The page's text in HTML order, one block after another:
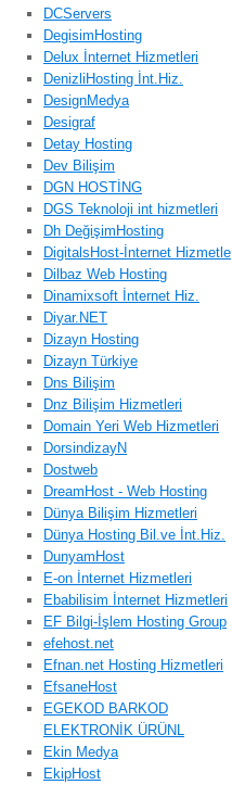
DCServers
DegisimHosting
Delux İnternet Hizmetleri
DenizliHosting İnt.Hiz.
DesignMedya
Desigraf
Detay Hosting
Dev Bilişim
DGN HOSTİNG
DGS Teknoloji int hizmetleri
Dh DeğişimHosting
DigitalsHost-İnternet Hizmetle
Dilbaz Web Hosting
Dinamixsoft İnternet Hiz.
Diyar.NET
Dizayn Hosting
Dizayn Türkiye
Dns Bilişim
Dnz Bilişim Hizmetleri
Domain Yeri Web Hizmetleri
DorsindizayN
Dostweb
DreamHost - Web Hosting
Dünya Bilişim Hizmetleri
Dünya Hosting Bil.ve İnt.Hiz.
DunyamHost
E-on İnternet Hizmetleri
Ebabilisim İnternet Hizmetleri
EF Bilgi-İşlem Hosting Group
efehost.net
Efnan.net Hosting Hizmetleri
EfsaneHost
EGEKOD BARKOD
ELEKTRONİK ÜRÜNL
Ekin Medya
EkipHost